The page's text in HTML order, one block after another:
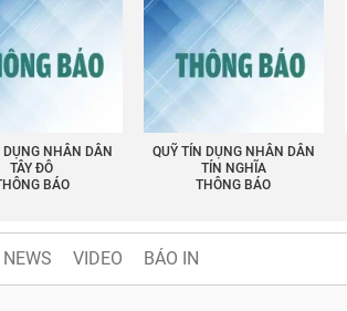
DỤNG NHÂN DÂN
TÂY ĐÔ
BÁO
QUỸ TÍN DỤNG NHÂN DÂN
TÍN NGHĨA
THÔNG BÁO
VIDEO BÁO IN